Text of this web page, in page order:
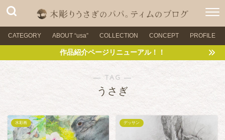
CATEGORY ABOUT “usa” COLLECTION CONCEPT PROFILE
作品紹介ページリニューアル！！
― TAG ―
うさぎ
水彩画 デッサン